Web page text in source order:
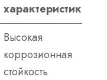
характеристики
Высокая
коррозионная
стойкость